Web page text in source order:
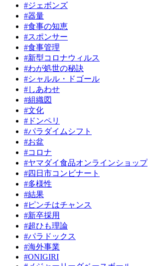
#ジェボンズ
#器量
#食事の知恵
#スポンサー
#食事管理
#新型コロナウィルス
#わが処世の秘訣
#シャルル・ドゴール
#しあわせ
#組織図
#文化
#ドンペリ
#パラダイムシフト
#お盆
#コロナ
#ヤマダイ食品オンラインショップ
#四日市コンビナート
#多様性
#結果
#ピンチはチャンス
#新卒採用
#超ひも理論
#パラドックス
#海外事業
#ONIGIRI